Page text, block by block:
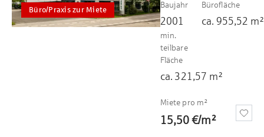
Büro/Praxis zur Miete
Baujahr
2001
Bürofläche
ca. 955,52 m²
min.
teilbare
Fläche
ca. 321,57 m²
Miete pro m²
15,50 €/m²